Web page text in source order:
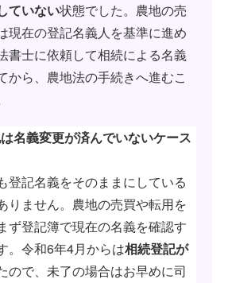
ていない状態でした。農地の売
現在の登記名義人を基準に進め
書士に依頼して相続による名義
から、農地法の手続きへ進むこ
名義変更が済んでいないケース
登記名義をそのままにしている
りません。農地の売買や転用を
ず登記簿で現在の名義を確認す
。令和6年4月からは相続登記が
ので、未了の場合はお早めに司